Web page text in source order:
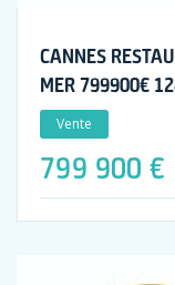
CANNES
MER 799900€
Vente
799 900 €